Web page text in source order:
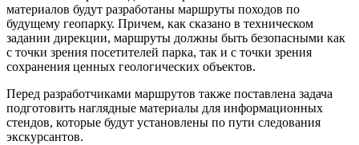
материалов будут разработаны маршруты походов по
будущему геопарку. Причем, как сказано в техническом
задании дирекции, маршруты должны быть безопасными как
с точки зрения посетителей парка, так и с точки зрения
сохранения ценных геологических объектов.
Перед разработчиками маршрутов также поставлена задача
подготовить наглядные материалы для информационных
стендов, которые будут установлены по пути следования
экскурсантов.